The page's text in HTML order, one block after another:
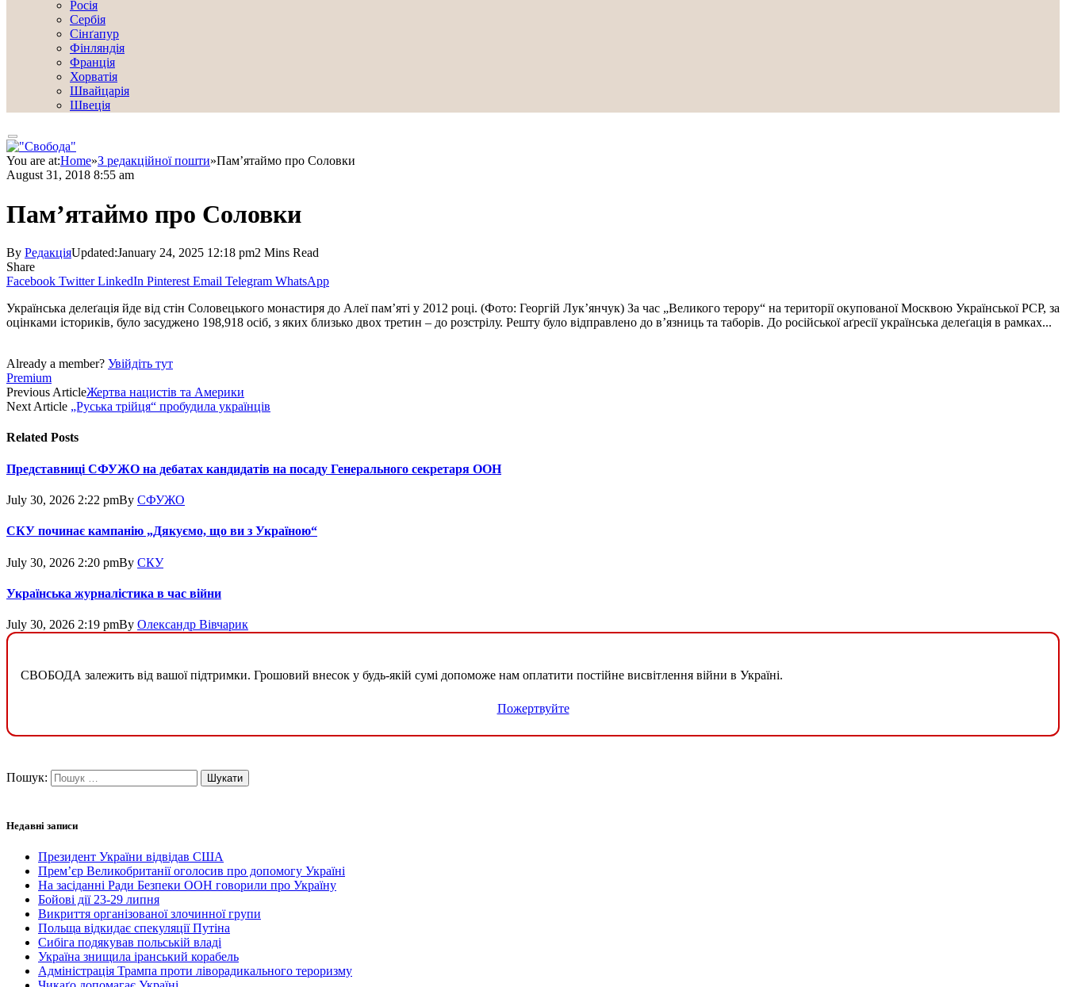
Росія
Сербія
Сінґапур
Фінляндія
Франція
Хорватія
Швайцарія
Швеція
You are at:Home»З редакційної пошти»Пам’ятаймо про Соловки
August 31, 2018 8:55 am
Пам’ятаймо про Соловки
By РедакціяUpdated:January 24, 2025 12:18 pm2 Mins Read
Share
Facebook Twitter LinkedIn Pinterest Email Telegram WhatsApp
Українська делеґація йде від стін Соловецького монастиря до Алеї пам’яті у 2012 році. (Фото: Георгій Лук’янчук) За час „Великого терору“ на території окупованої Москвою Української РСР, за
оцінками істориків, було засуджено 198,918 осіб, з яких близько двох третин – до розстрілу. Решту було відправлено до в’язниць та таборів. До російської аґресії українська делеґація в рамках...
Already a member? Увійдіть тут
Premium
Previous ArticleЖертва нацистів та Америки
Next Article „Руська трійця“ пробудила українців
Related Posts
Представниці СФУЖО на дебатах кандидатів на посаду Генерального секретаря ООН
July 30, 2026 2:22 pmBy СФУЖО
СКУ починає кампанію „Дякуємо, що ви з Україною“
July 30, 2026 2:20 pmBy СКУ
Українська журналістика в час війни
July 30, 2026 2:19 pmBy Олександр Вівчарик
СВОБОДА залежить від вашої підтримки. Грошовий внесок у будь-якій сумі допоможе нам оплатити постійне висвітлення війни в Україні.
Пожертвуйте
Пошук:
Недавні записи
Президент України відвідав США
Прем’єр Великобританії оголосив про допомогу Україні
На засіданні Ради Безпеки ООН говорили про Україну
Бойові дії 23-29 липня
Викриття організованої злочинної групи
Польща відкидає спекуляції Путіна
Сибіга подякував польській владі
Україна знищила іранський корабель
Адміністрація Трампа проти ліворадикального тероризму